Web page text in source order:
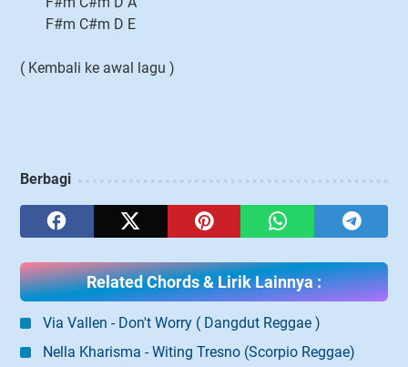
F#m C#m D E
( Kembali ke awal lagu )
Berbagi
Related Chords & Lirik Lainnya :
Via Vallen - Don't Worry ( Dangdut Reggae )
Nella Kharisma - Witing Tresno (Scorpio Reggae)